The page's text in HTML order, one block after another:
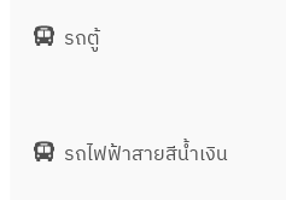
รถตู้
รถไฟฟ้าสายสีน้ำเงิน